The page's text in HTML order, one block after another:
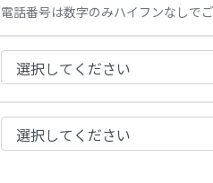
電話番号は数字のみハイフンなしで